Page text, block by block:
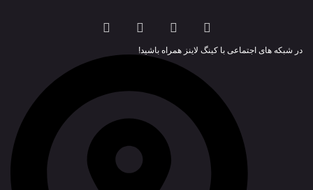
در شبکه های اجتماعی با کینگ لاینز همراه باشید!